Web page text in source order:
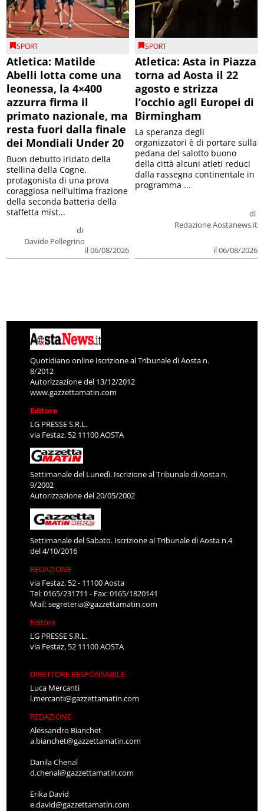
SPORT
Atletica: Matilde
Abelli lotta come una
leonessa, la 4×400
azzurra firma il
primato nazionale, ma
resta fuori dalla finale
dei Mondiali Under 20
di
Davide Pellegrino
il 06/08/2026
Buon debutto iridato della
stellina della Cogne,
protagonista di una prova
coraggiosa nell'ultima frazione
della seconda batteria della
staffetta mist...
SPORT
Atletica: Asta in Piazza
torna ad Aosta il 22
agosto e strizza
l’occhio agli Europei di
Birmingham
di
Redazione Aostanews.it
il 06/08/2026
La speranza degli
organizzatori è di portare sulla
pedana del salotto buono
della città alcuni atleti reduci
dalla rassegna continentale in
programma ...
Quotidiano online Iscrizione al Tribunale di Aosta n.
8/2012
Autorizzazione del 13/12/2012
www.gazzettamatin.com
Editore
LG PRESSE S.R.L.
via Festaz, 52 11100 AOSTA
Settimanale del Lunedì. Iscrizione al Tribunale di Aosta n.
9/2002
Autorizzazione del 20/05/2002
Settimanale del Sabato. Iscrizione al Tribunale di Aosta n.4
del 4/10/2016
REDAZIONE
via Festaz, 52 - 11100 Aosta
Tel: 0165/231711 - Fax: 0165/1820141
Mail:segreteria@gazzettamatin.com
Editore
LG PRESSE S.R.L.
via Festaz, 52 11100 AOSTA
DIRETTORE RESPONSABILE
Luca Mercanti
l.mercanti@gazzettamatin.com
REDAZIONE
Alessandro Bianchet
a.bianchet@gazzettamatin.com
Danila Chenal
d.chenal@gazzettamatin.com
Erika David
e.david@gazzettamatin.com